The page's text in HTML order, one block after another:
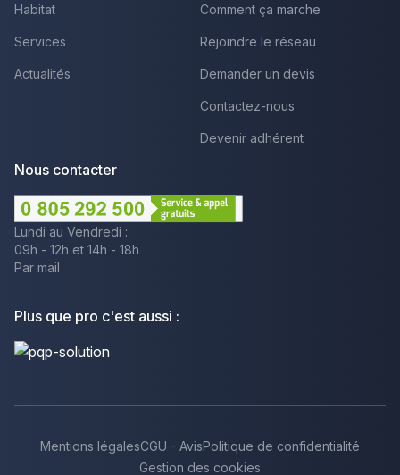
Habitat
Services
Actualités
Comment ça marche
Rejoindre le réseau
Demander un devis
Contactez-nous
Devenir adhérent
Nous contacter
Lundi au Vendredi :
09h - 12h et 14h - 18h
Par mail
Plus que pro c'est aussi :
Mentions légalesCGU - AvisPolitique de confidentialité
Gestion des cookies